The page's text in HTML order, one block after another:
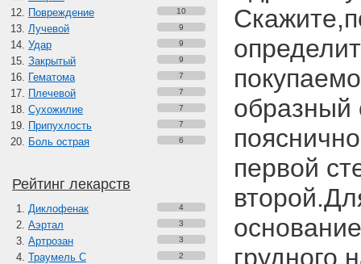
Повреждение 10
Лучевой 9
Удар 9
Закрытый 9
Гематома 7
Плечевой 7
Сухожилие 7
Припухлость 7
Боль острая 6
Рейтинг лекарств
Диклофенак 4
Аэртал 3
Артрозан 3
Траумель С 2
образный
первой